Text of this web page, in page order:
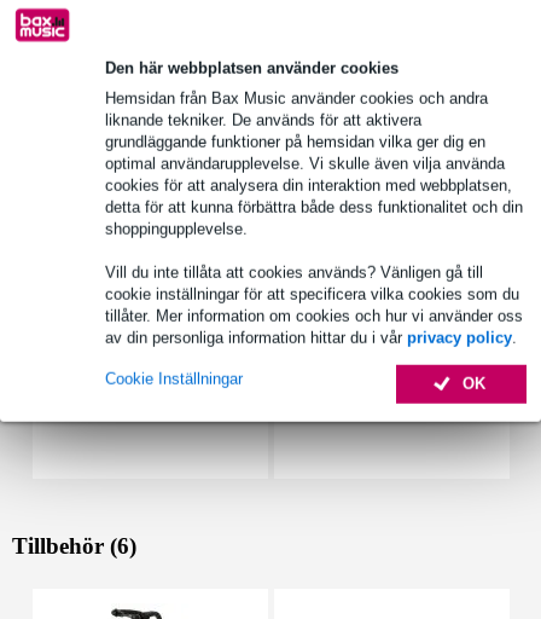
Den här webbplatsen använder cookies
Hemsidan från Bax Music använder cookies och andra
liknande tekniker. De används för att aktivera
grundläggande funktioner på hemsidan vilka ger dig en
optimal användarupplevelse. Vi skulle även vilja använda
cookies för att analysera din interaktion med webbplatsen,
detta för att kunna förbättra både dess funktionalitet och din
shoppingupplevelse.
Vill du inte tillåta att cookies används? Vänligen gå till
cookie inställningar för att specificera vilka cookies som du
tillåter. Mer information om cookies och hur vi använder oss
av din personliga information hittar du i vår privacy policy.
OK
Cookie Inställningar
Palmer River Elde
ingångar: 2 x 6,3 mm jack obalanserade
ingångsimpedans: 38,5 kOhm
Fullständiga specifikationer
Se även (4)
Tillbehör (6)